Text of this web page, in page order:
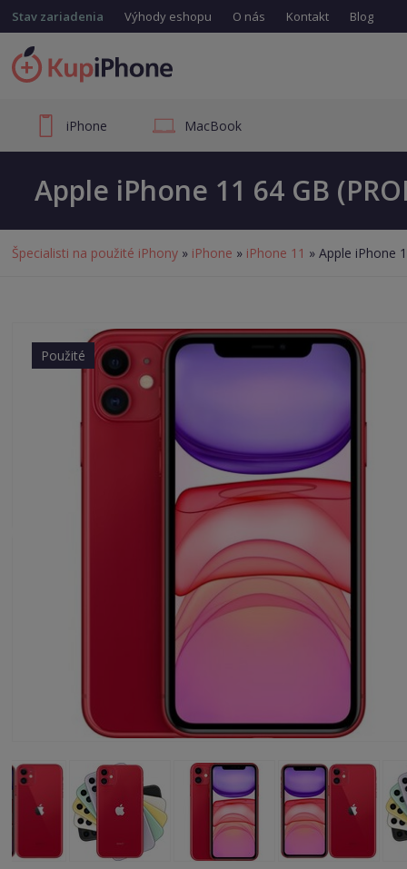
Stav zariadenia Výhody eshopu O nás Kontakt Blog
iPhone MacBook
Apple iPhone 11 64 GB
Špecialisti na použité iPhony » iPhone » iPhone 11 » Apple iPhone
Použité